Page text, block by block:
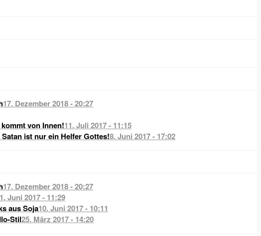
17. Dezember 2018 - 20:27
von Innen!11. Juli 2017 - 11:15
ist nur ein Helfer Gottes!8. Juni 2017 - 17:02
17. Dezember 2018 - 20:27
Juni 2017 - 11:29
aus Soja10. Juni 2017 - 10:11
Stil25. März 2017 - 14:20